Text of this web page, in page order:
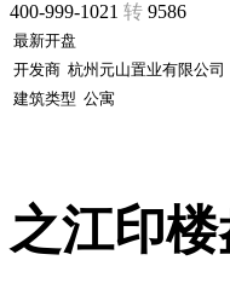
400-999-1021 转 9586
最新开盘
开发商 杭州元山置业有限公司
建筑类型 公寓
之江印